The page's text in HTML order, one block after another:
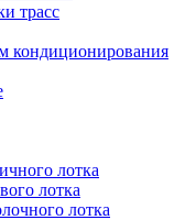
трасс
кондиционирования
лотка
лотка
лотка